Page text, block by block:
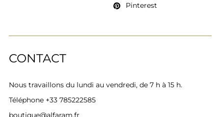
CONTACT
Nous travaillons du lundi au vendredi, de 7 h à 15 h.
Téléphone +33 785222585
boutique@alfaram.fr
Pinterest